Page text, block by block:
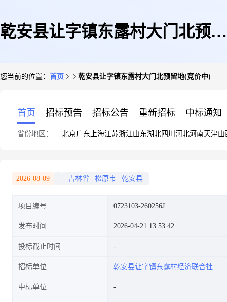
乾安县让字镇东露村大门北预留
您当前的位置： 首页 乾安县让字镇东露村大门北预留地(竞价中)
首页 招标预告 招标公告 重新招标 中标通知
省份地区： 北京广东 上海江苏浙江山东湖北四川 河北河南天津山
2026-08-09 吉林省 松原市 乾安县
项目编号 0723103-260256J
发布时间 2026-04-21 13:53:42
投标截止时间
招标单位 乾安县让字镇东露村经济联合社
中标单位